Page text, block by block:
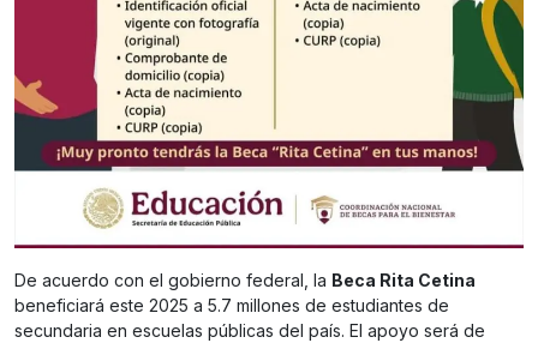
De acuerdo con el gobierno federal, la Beca Rita Cetina
beneficiará este 2025 a 5.7 millones de estudiantes de
secundaria en escuelas públicas del país. El apoyo será de